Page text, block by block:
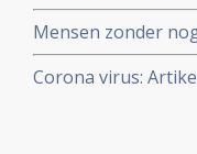
Mensen zonder
besmet blijken het
dan mensen met
Corona virus: